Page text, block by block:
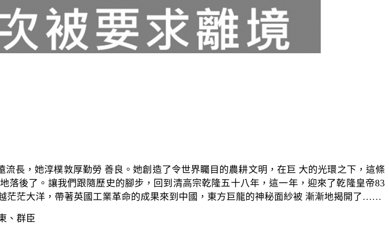
長，她淳樸敦厚勤勞 善良。她創造了令世界矚目的農耕文明，在巨 大的光環之下，這條
落後了。讓我們跟隨歷史的腳步，回到清高宗乾隆五十八年，這一年，迎來了乾隆皇帝83
茫茫大洋，帶著英國工業革命的成果來到中國，東方巨龍的神秘面紗被 漸漸地揭開了……
、群臣